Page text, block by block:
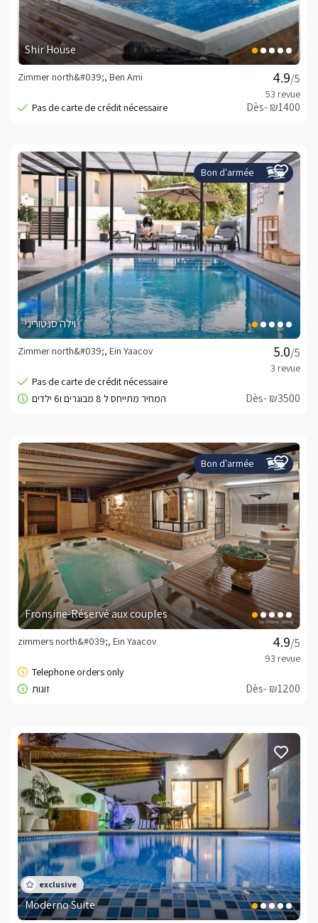
Shir House
/5
Zimmer north&#039;, Ben Ami
Dès- ₪1400
Bon d'armée
וילה סנטוריני
/5
Zimmer north&#039;, Ein Yaacov
Dès- ₪3500
Bon d'armée
Fronsine-Réservé aux couples
/5
zimmers north&#039;, Ein Yaacov
Dès- ₪1200
Moderno Suite